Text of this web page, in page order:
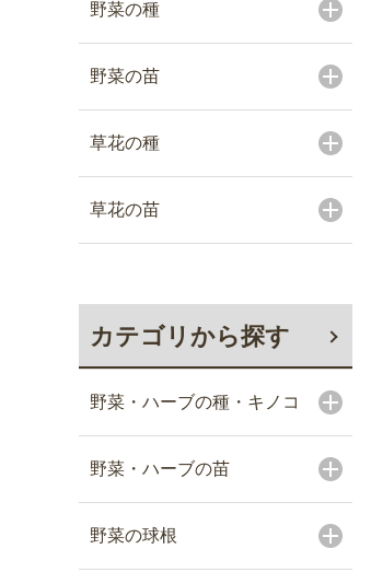
野菜の種
野菜の苗
草花の種
草花の苗
カテゴリから探す
野菜・ハーブの種・キノコ
野菜・ハーブの苗
野菜の球根